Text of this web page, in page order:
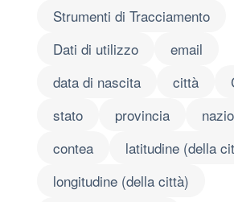
Strumenti di Tracciamento
Dati di utilizzo
email
data di nascita
città
stato
provincia
contea
latitudine (della
longitudine (della città)